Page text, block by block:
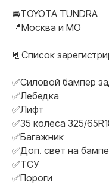
🚘TOYOTA TUNDRA
📍Москва и МO
📃Список
✅Силовой бампер
✅Лебедка
✅Лифт
✅35 колеса 325/
✅Багажник
✅Доп. свет на
✅ТСУ
✅Пороги